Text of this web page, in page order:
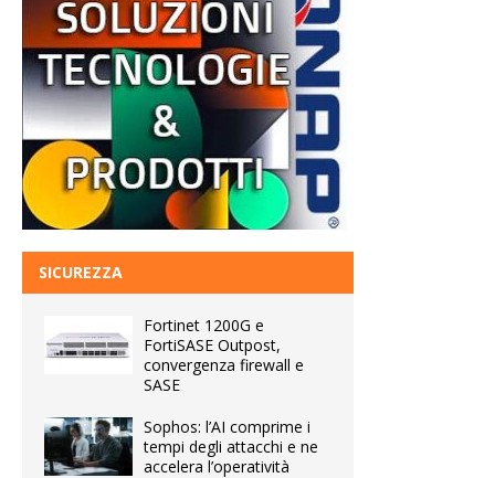
SICUREZZA
Fortinet 1200G e
FortiSASE Outpost,
convergenza firewall e
SASE
Sophos: l’AI comprime i
tempi degli attacchi e ne
accelera l’operatività